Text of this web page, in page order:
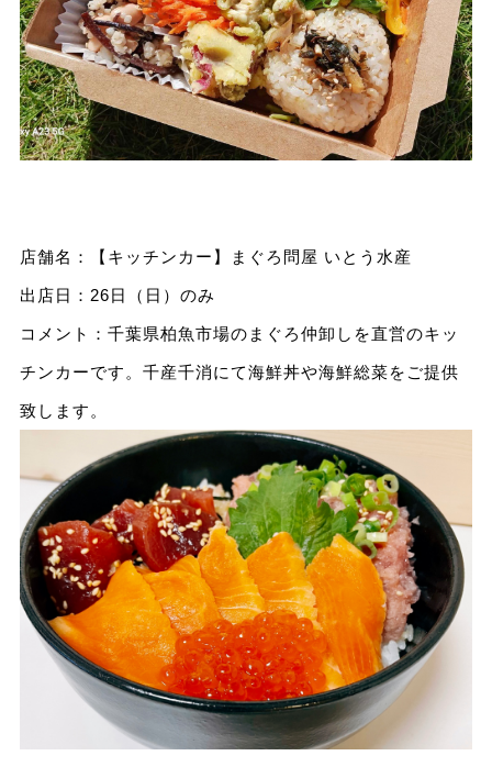
店舗名：【キッチンカー】まぐろ問屋 いとう水産
出店日：26日（日）のみ
コメント：千葉県柏魚市場のまぐろ仲卸しを直営のキッ
チンカーです。千産千消にて海鮮丼や海鮮総菜をご提供
致します。